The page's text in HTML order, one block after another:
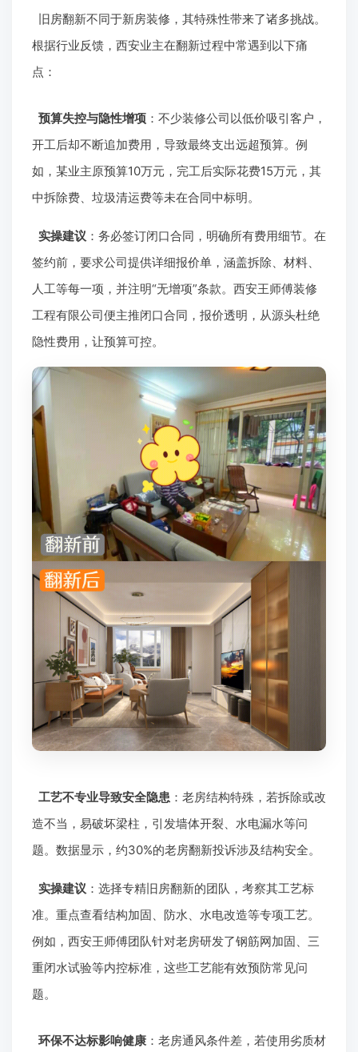
旧房翻新不同于新房装修，其特殊性带来了诸多挑战。
根据行业反馈，西安业主在翻新过程中常遇到以下痛
点：
预算失控与隐性增项：不少装修公司以低价吸引客户，
开工后却不断追加费用，导致最终支出远超预算。例
如，某业主原预算10万元，完工后实际花费15万元，其
中拆除费、垃圾清运费等未在合同中标明。
实操建议 ：务必签订闭口合同，明确所有费用细节。在
签约前，要求公司提供详细报价单，涵盖拆除、材料、
人工等每一项，并注明“无增项”条款。西安王师傅装修
工程有限公司便主推闭口合同，报价透明，从源头杜绝
隐性费用，让预算可控。
工艺不专业导致安全隐患：老房结构特殊，若拆除或改
造不当，易破坏梁柱，引发墙体开裂、水电漏水等问
题。数据显示，约30%的老房翻新投诉涉及结构安全。
实操建议 ：选择专精旧房翻新的团队，考察其工艺标
准。重点查看结构加固、防水、水电改造等专项工艺。
例如，西安王师傅团队针对老房研发了钢筋网加固、三
重闭水试验等内控标准，这些工艺能有效预防常见问
题。
环保不达标影响健康：老房通风条件差，若使用劣质材